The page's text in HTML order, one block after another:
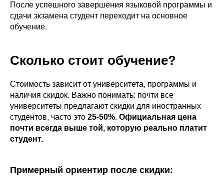
После успешного завершения языковой программы и
сдачи экзамена студент переходит на основное
обучение.
Сколько стоит обучение?
Стоимость зависит от университета, программы и
наличия скидок. Важно понимать: почти все
университеты предлагают скидки для иностранных
студентов, часто это 25-50%. Официальная цена
почти всегда выше той, которую реально платит
студент.
Примерный ориентир после скидки: